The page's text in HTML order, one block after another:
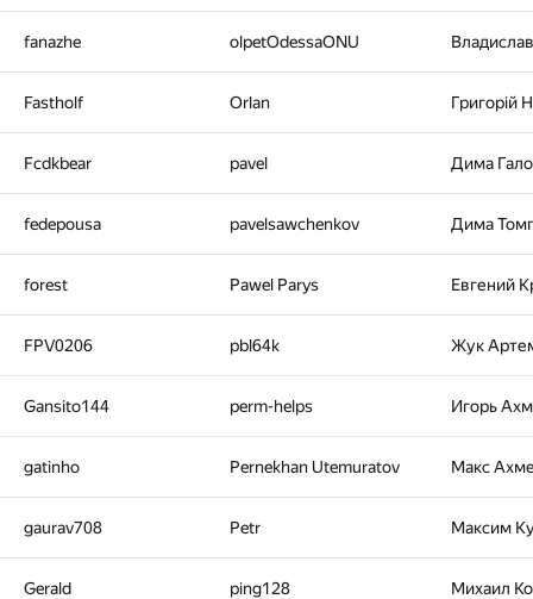
fanazhe olpetOdessaONU
Fastholf Orlan Григорiй
Fcdkbear pavel Дима
fedepousa pavelsawchenkov Дима
forest Pawel Parys Евгений
FPV0206 pbl64k Жук
Gansito144 perm-helps Игорь
gatinho Pernekhan Utemuratov Макс
gaurav708 Petr Максим
Gerald ping128 Михаил